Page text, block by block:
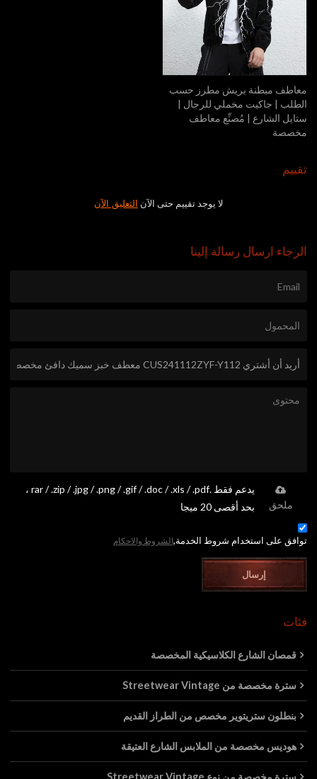
معاطف مبطنة بريش مطرز حسب
الطلب | جاكيت مخملي للرجال |
ستايل الشارع | مُصنِّع معاطف
مخصصة
تقييم
لا يوجد تقييم حتى الآن التعليق الآن
الرجاء ارسال رسالة إلينا
يدعم فقط .rar / .zip / .jpg / .png / .gif / .doc / .xls / .pdf ،
بحد أقصى 20 ميجا
ملحق
توافق على استخدام شروط الخدمة,الشروط والاحكام
إرسال
فئات
قمصان الشارع الكلاسيكية المخصصة
سترة مخصصة من Streetwear Vintage
بنطلون ستريتوير مخصص من الطراز القديم
هوديس مخصصة من الملابس الشارع العتيقة
سترة مخصصة من نوع Streetwear Vintage